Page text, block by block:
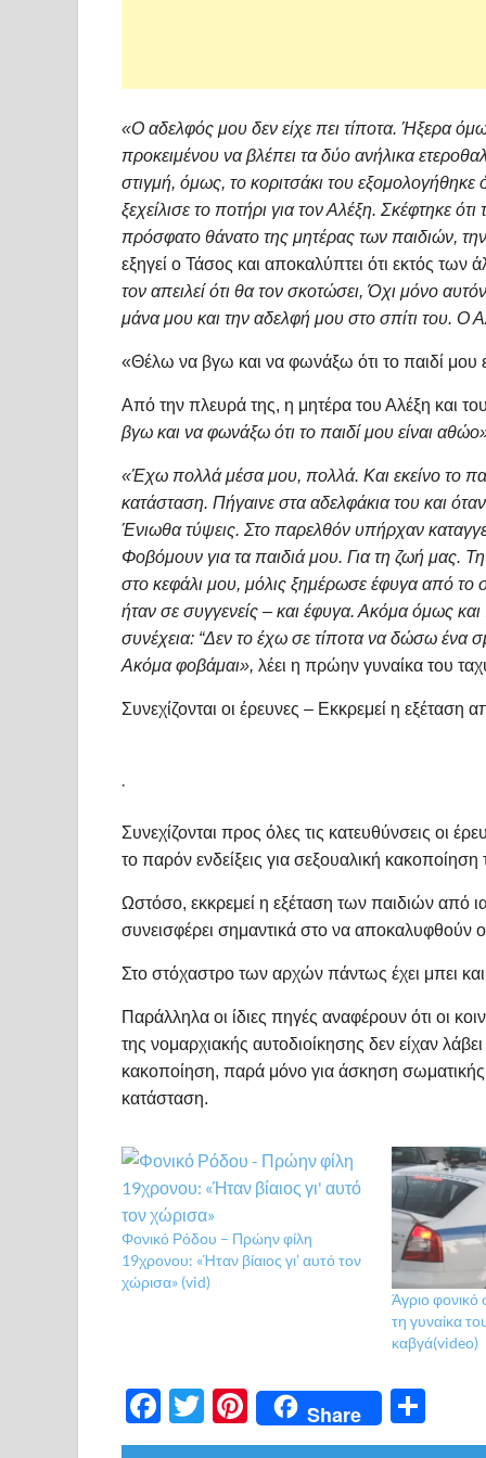
«Ο αδελφός μου δεν είχε πει τίποτα. Ήξερα
προκειμένου να βλέπει τα δύο ανήλικα
στιγμή, όμως, το κοριτσάκι του εξομολογήθηκε
ξεχείλισε το ποτήρι για τον Αλέξη. Σκέφτηκε
πρόσφατο θάνατο της μητέρας των παιδιών,
εξηγεί ο Τάσος και αποκαλύπτει ότι εκτός
τον απειλεί ότι θα τον σκοτώσει, Όχι μόνο
μάνα μου και την αδελφή μου στο σπίτι του. Ο
«Θέλω να βγω και να φωνάξω ότι το παιδί μου
Από την πλευρά της, η μητέρα του Αλέξη και
βγω και να φωνάξω ότι το παιδί μου είναι
«Έχω πολλά μέσα μου, πολλά. Και εκείνο το
κατάσταση. Πήγαινε στα αδελφάκια του και
Ένιωθα τύψεις. Στο παρελθόν υπήρχαν
Φοβόμουν για τα παιδιά μου. Για τη ζωή μας.
στο κεφάλι μου, μόλις ξημέρωσε έφυγα από το
ήταν σε συγγενείς – και έφυγα. Ακόμα όμως
συνέχεια: “Δεν το έχω σε τίποτα να δώσω ένα
Ακόμα φοβάμαι», λέει η πρώην γυναίκα του
Συνεχίζονται οι έρευνες – Εκκρεμεί η εξέταση
.
Συνεχίζονται προς όλες τις κατευθύνσεις οι
το παρόν ενδείξεις για σεξουαλική
Ωστόσο, εκκρεμεί η εξέταση των παιδιών από
συνεισφέρει σημαντικά στο να αποκαλυφθούν
Στο στόχαστρο των αρχών πάντως έχει μπει
Παράλληλα οι ίδιες πηγές αναφέρουν ότι οι
της νομαρχιακής αυτοδιοίκησης δεν είχαν
κακοποίηση, παρά μόνο για άσκηση σωματικής
κατάσταση.
Φονικό Ρόδου – Πρώην φίλη
19χρονου: «Ήταν βίαιος γι’ αυτό τον
χώρισα» (vid)
Άγριο
τη γυναίκα
καβγά(video)
F
ac
T
w
Pi
nt
Share
οι